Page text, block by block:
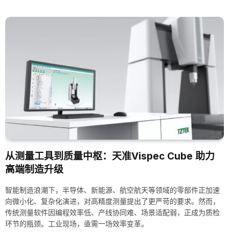
效率的稳定测量，成为智能终端制造中的重要课题。
从测量工具到质量中枢：天准Vispec Cube 助力
高端制造升级
智能制造浪潮下，半导体、新能源、航空航天等领域的零部件正加速
向微小化、复杂化演进，对高精度测量提出了更严苛的要求。然而，
传统测量软件因编程效率低、产线协同难、场景适配弱，正成为质检
环节的瓶颈。工业现场，亟需一场效率变革。